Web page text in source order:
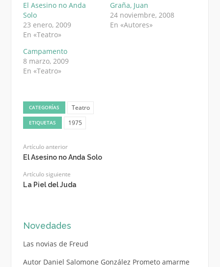
El Asesino no Anda
Solo
23 enero, 2009
En «Teatro»
Graña, Juan
24 noviembre, 2008
En «Autores»
Campamento
8 marzo, 2009
En «Teatro»
CATEGORÍAS Teatro
ETIQUETAS 1975
Artículo anterior
El Asesino no Anda Solo
Artículo siguiente
La Piel del Juda
Novedades
Las novias de Freud
Autor Daniel Salomone González Prometo amarme